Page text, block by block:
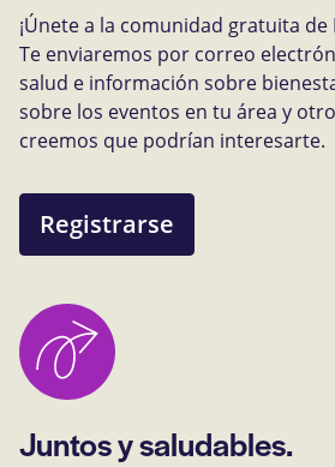
¡Únete a la comunidad gratuita
Te enviaremos por correo
salud e información sobre
sobre los eventos en tu área y
creemos que podrían interesarte.
Registrarse
Juntos y saludables.